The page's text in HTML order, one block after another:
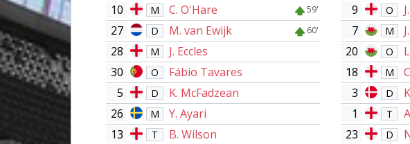
10 M C. O'Hare 59'
27 D M. van Ewijk 60'
28 M
J. Eccles
30
O
Fábio Tavares
5
D
K. McFadzean
26
M
Y. Ayari
13
T
B. Wilson
9 O
7 M
20 O
18 M
3 D
1
T
23
D